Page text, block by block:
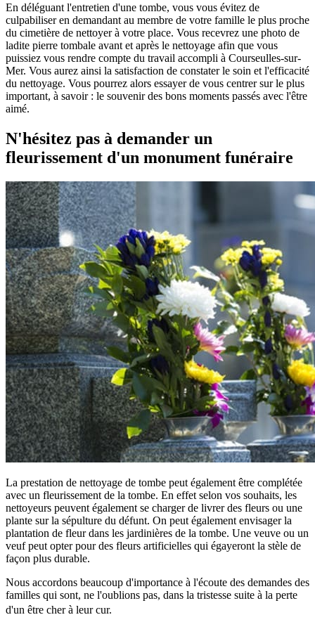
En déléguant l'entretien d'une tombe, vous vous évitez de
culpabiliser en demandant au membre de votre famille le plus proche
du cimetière de nettoyer à votre place. Vous recevrez une photo de
ladite pierre tombale avant et après le nettoyage afin que vous
puissiez vous rendre compte du travail accompli à Courseulles-sur-
Mer. Vous aurez ainsi la satisfaction de constater le soin et l'efficacité
du nettoyage. Vous pourrez alors essayer de vous centrer sur le plus
important, à savoir : le souvenir des bons moments passés avec l'être
aimé.
N'hésitez pas à demander un
fleurissement d'un monument funéraire
La prestation de nettoyage de tombe peut également être complétée
avec un fleurissement de la tombe. En effet selon vos souhaits, les
nettoyeurs peuvent également se charger de livrer des fleurs ou une
plante sur la sépulture du défunt. On peut également envisager la
plantation de fleur dans les jardinières de la tombe. Une veuve ou un
veuf peut opter pour des fleurs artificielles qui égayeront la stèle de
façon plus durable.
Nous accordons beaucoup d'importance à l'écoute des demandes des
familles qui sont, ne l'oublions pas, dans la tristesse suite à la perte
d'un être cher à leur cur.